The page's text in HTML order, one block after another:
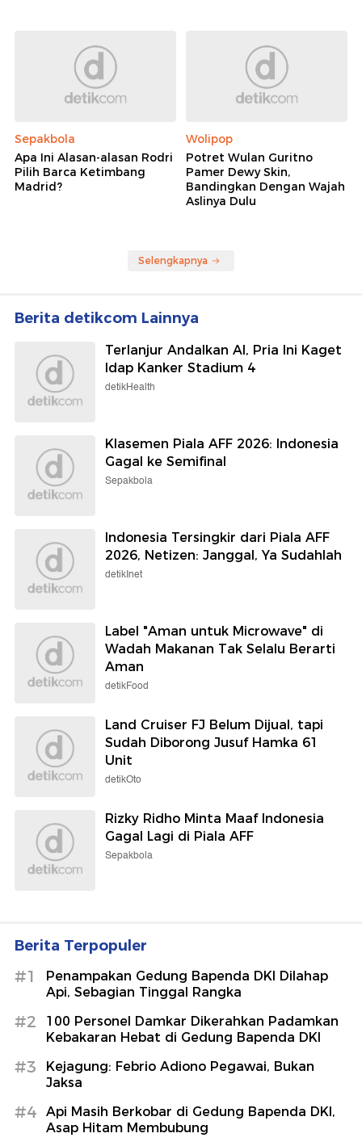
Sepakbola
Apa Ini Alasan-alasan Rodri
Pilih Barca Ketimbang
Madrid?
Wolipop
Potret Wulan Guritno
Pamer Dewy Skin,
Bandingkan Dengan Wajah
Aslinya Dulu
Selengkapnya
Berita detikcom Lainnya
Terlanjur Andalkan AI, Pria Ini Kaget
Idap Kanker Stadium 4
detikHealth
Klasemen Piala AFF 2026: Indonesia
Gagal ke Semifinal
Sepakbola
Indonesia Tersingkir dari Piala AFF
2026, Netizen: Janggal, Ya Sudahlah
detikInet
Label "Aman untuk Microwave" di
Wadah Makanan Tak Selalu Berarti
Aman
detikFood
Land Cruiser FJ Belum Dijual, tapi
Sudah Diborong Jusuf Hamka 61
Unit
detikOto
Rizky Ridho Minta Maaf Indonesia
Gagal Lagi di Piala AFF
Sepakbola
Berita Terpopuler
#1
Penampakan Gedung Bapenda DKI Dilahap
Api, Sebagian Tinggal Rangka
#2
100 Personel Damkar Dikerahkan Padamkan
Kebakaran Hebat di Gedung Bapenda DKI
#3
Kejagung: Febrio Adiono Pegawai, Bukan
Jaksa
#4
Api Masih Berkobar di Gedung Bapenda DKI,
Asap Hitam Membubung